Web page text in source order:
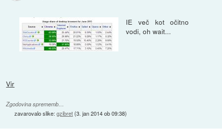
IE več kot očitno
vodi, oh wait...
Vir
Zgodovina sprememb…
zavarovalo slike:gzibret(3. jan 2014 ob 09:38)